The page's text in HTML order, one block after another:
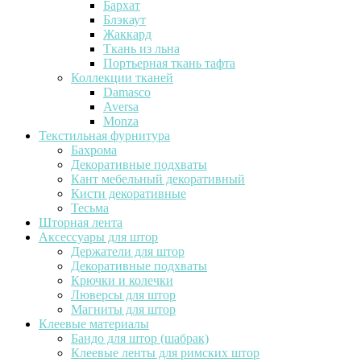
Бархат
Блэкаут
Жаккард
Ткань из льна
Портьерная ткань тафта
Коллекции тканей
Damasco
Aversa
Monza
Текстильная фурнитура
Бахрома
Декоративные подхваты
Кант мебельный декоративный
Кисти декоративные
Тесьма
Шторная лента
Аксессуары для штор
Держатели для штор
Декоративные подхваты
Крючки и колечки
Люверсы для штор
Магниты для штор
Клеевые материалы
Бандо для штор (шабрак)
Клеевые ленты для римских штор